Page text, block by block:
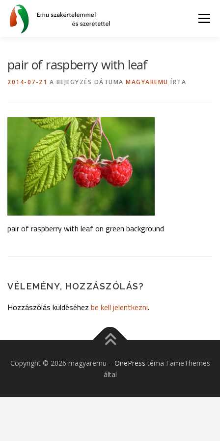
Tovább
tartalomhoz
Menü
pair of raspberry with leaf
2014-07-21 A BEJEGYZÉS DÁTUMA MAGYAREMU ÍRTA
pair of raspberry with leaf on green background
VÉLEMÉNY, HOZZÁSZÓLÁS?
Hozzászólás küldéséhez be kell jelentkezni.
Copyright © 2026 magyaremu – OnePress téma FameThemes
által